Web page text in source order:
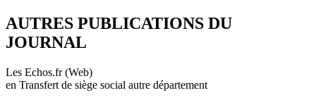
AUTRES PUBLICATIONS DU
JOURNAL
Les Echos.fr (Web)
en Transfert de siège social autre département